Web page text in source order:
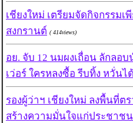
เชียงใหม่ เตรียมจัดกิจกรรมเ
สงกรานต์ ( 414views)
อย. จับ 12 นมผงเถื่อน ลักลอ
เว่อร์ ใครหลงซื้อ รีบทิ้ง หวั่น
รองผู้ว่าฯ เชียงใหม่ ลงพื้นที่ต
สร้างความมั่นใจแก่ประชาช